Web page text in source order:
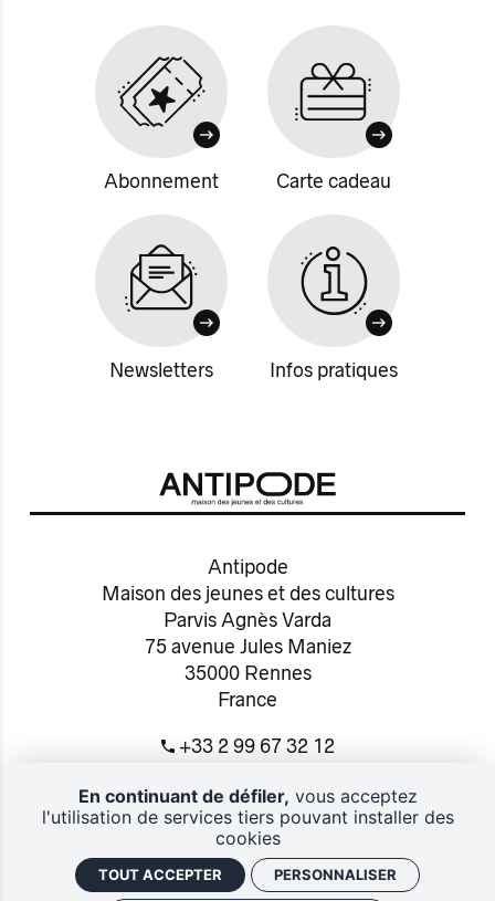
Abonnement Carte cadeau
Newsletters Infos pratiques
Antipode
Maison des jeunes et des cultures
Parvis Agnès Varda
75 avenue Jules Maniez
35000 Rennes
France
+33 2 99 67 32 12
Politique de confidentialité
Conditions générales de vente
Mentions légales
Gestion des cookies
Retrouver vos commandes
En continuant de défiler, vous acceptez
l'utilisation de services tiers pouvant installer des
cookies
TOUT ACCEPTER PERSONNALISER